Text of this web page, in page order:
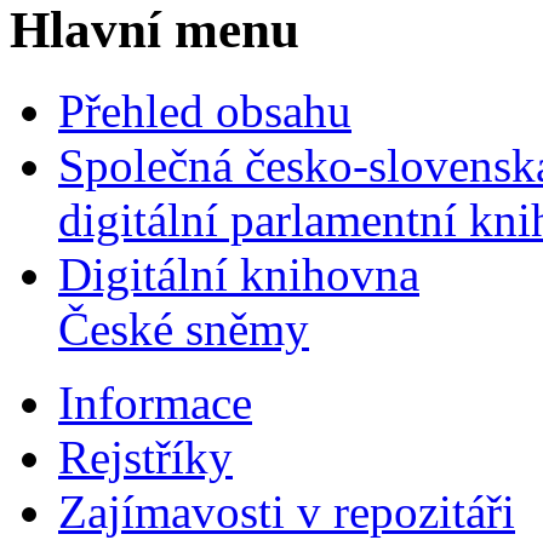
Hlavní menu
Přehled obsahu
Společná česko-
digitální parlamentní
Digitální knihovna
České sněmy
Informace
Rejstříky
Zajímavosti v repozitáři